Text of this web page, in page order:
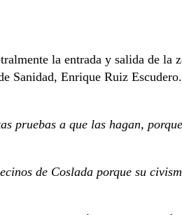
la entrada y salida de la
Sanidad, Enrique Ruiz
pruebas a que las hagan,
de Coslada porque su